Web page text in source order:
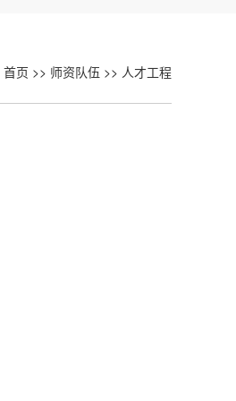
首页 >> 师资队伍 >> 人才工程